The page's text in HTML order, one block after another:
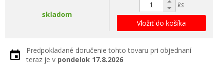
skladom
ks
Vložiť do košíka
Predpokladané doručenie tohto tovaru pri objednaní
teraz je v pondelok 17.8.2026